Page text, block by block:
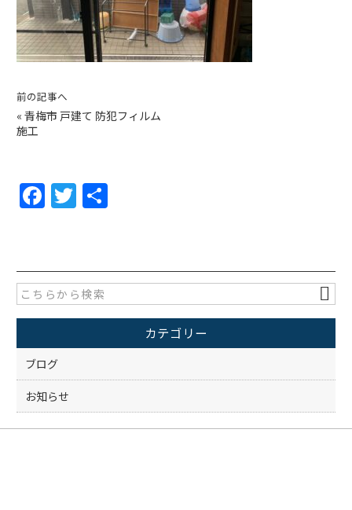
前の記事へ
« 青梅市 戸建て 防犯フィルム
施工
F
a
e
b
o
o
k
T
w
er
カテゴリー
ブログ
お知らせ